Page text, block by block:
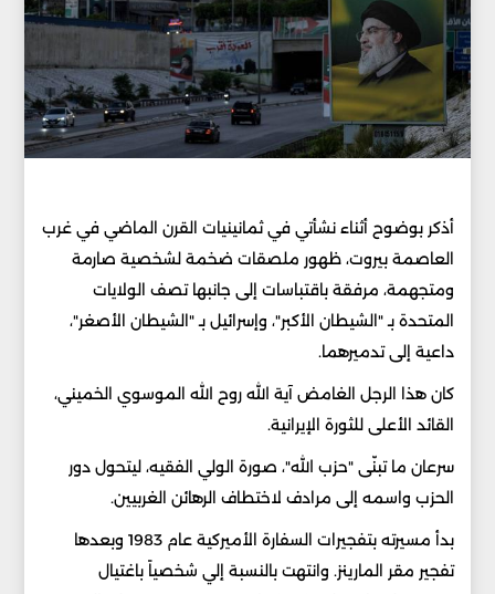
أذكر بوضوح أثناء نشأتي في ثمانينيات القرن الماضي في غرب
العاصمة بيروت، ظهور ملصقات ضخمة لشخصية صارمة
ومتجهمة، مرفقة باقتباسات إلى جانبها تصف الولايات
المتحدة بـ "الشيطان الأكبر"، وإسرائيل بـ "الشيطان الأصغر"،
داعية إلى تدميرهما.
كان هذا الرجل الغامض آية الله روح الله الموسوي الخميني،
القائد الأعلى للثورة الإيرانية.
سرعان ما تبنّى "حزب الله"، صورة الولي الفقيه، ليتحول دور
الحزب واسمه إلى مرادف لاختطاف الرهائن الغربيين.
بدأ مسيرته بتفجيرات السفارة الأميركية عام 1983 وبعدها
تفجير مقر المارينز. وانتهت بالنسبة إلي شخصياً باغتيال